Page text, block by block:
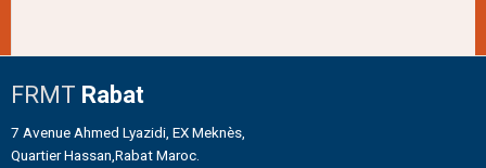
FRMT Rabat
7 Avenue Ahmed Lyazidi, EX Meknès,
Quartier Hassan,Rabat Maroc.